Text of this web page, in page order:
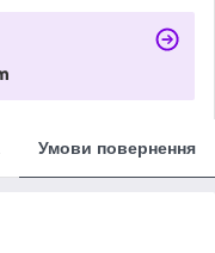
Умови повернення